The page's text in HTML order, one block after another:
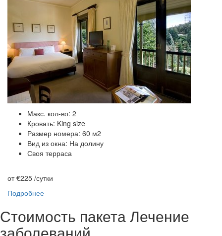
Макс. кол-во: 2
Кровать: King size
Размер номера: 60 м2
Вид из окна: На долину
Своя терраса
от €225 /сутки
Подробнее
Стоимость пакета Лечение